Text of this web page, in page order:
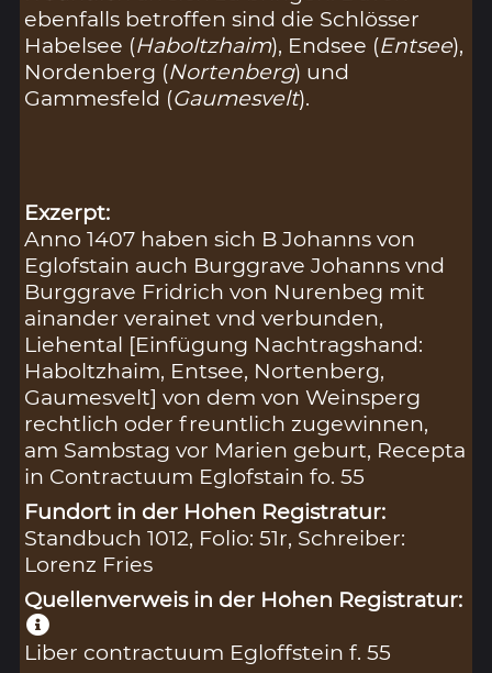
ebenfalls betroffen sind die Schlösser
Habelsee (Haboltzhaim), Endsee (Entsee),
Nordenberg (Nortenberg) und
Gammesfeld (Gaumesvelt).
Exzerpt:
Anno 1407 haben sich B Johanns von
Eglofstain auch Burggrave Johanns vnd
Burggrave Fridrich von Nurenbeg mit
ainander verainet vnd verbunden,
Liehental [Einfügung Nachtragshand:
Haboltzhaim, Entsee, Nortenberg,
Gaumesvelt] von dem von Weinsperg
rechtlich oder freuntlich zugewinnen,
am Sambstag vor Marien geburt, Recepta
in Contractuum Eglofstain fo. 55
Fundort in der Hohen Registratur:
Standbuch 1012, Folio: 51r, Schreiber:
Lorenz Fries
Quellenverweis in der Hohen Registratur:
Liber contractuum Egloffstein f. 55